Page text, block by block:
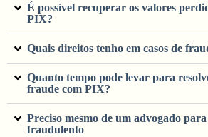
É possível recuperar os valores
PIX?
Quais direitos tenho em casos de
Quanto tempo pode levar para
fraude com PIX?
Preciso mesmo de um advogado
fraudulento